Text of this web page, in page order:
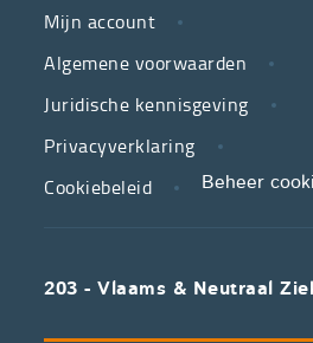
is
partner
in
zorg.
We
voorwaarden
Mijn account
Algemene voorwaarden
Juridische kennisgeving
Privacyverklaring
Cookiebeleid
Beheer
203 - Vlaams & Neutraal